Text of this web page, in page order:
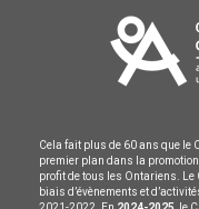
Cela fait plus de 60 ans que le
premier plan dans la
profit de tous les Ontariens.
biais d’évènements et